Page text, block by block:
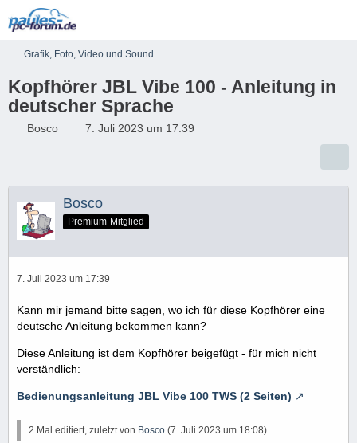
Grafik, Foto, Video und Sound
Kopfhörer JBL Vibe 100 - Anleitung in
deutscher Sprache
Bosco 7. Juli 2023 um 17:39
Bosco
Premium-Mitglied
7. Juli 2023 um 17:39
Kann mir jemand bitte sagen, wo ich für diese Kopfhörer eine
deutsche Anleitung bekommen kann?
Diese Anleitung ist dem Kopfhörer beigefügt - für mich nicht
verständlich:
Bedienungsanleitung JBL Vibe 100 TWS (2 Seiten)
2 Mal editiert, zuletzt von Bosco (7. Juli 2023 um 18:08)